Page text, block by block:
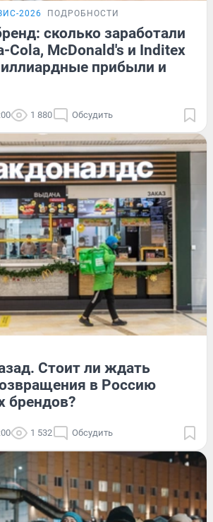
2026 ПОДРОБНОСТИ
сколько заработали
Cola, McDonald's и Inditex
прибыли и
1 880 Обсудить
Стоит ли ждать
в Россию
брендов?
1 532 Обсудить